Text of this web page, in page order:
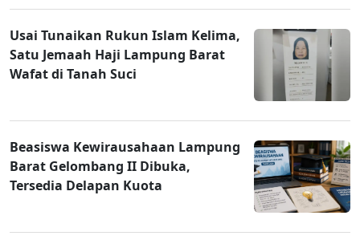
Usai Tunaikan Rukun Islam Kelima,
Satu Jemaah Haji Lampung Barat
Wafat di Tanah Suci
Beasiswa Kewirausahaan Lampung
Barat Gelombang II Dibuka,
Tersedia Delapan Kuota